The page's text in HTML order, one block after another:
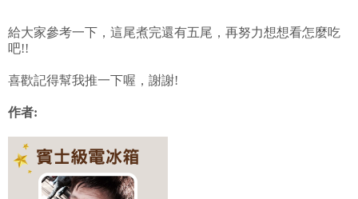
給大家參考一下，這尾煮完還有五尾，再努力想想看怎麼吃
吧!!
喜歡記得幫我推一下喔，謝謝!
作者: